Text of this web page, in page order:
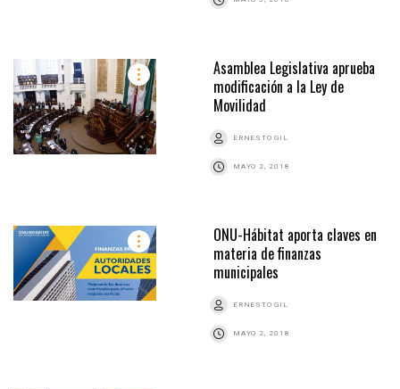
Asamblea Legislativa aprueba
modificación a la Ley de
Movilidad
ERNESTO GIL
MAYO 2, 2018
ONU-Hábitat aporta claves en
materia de finanzas
municipales
ERNESTO GIL
MAYO 2, 2018